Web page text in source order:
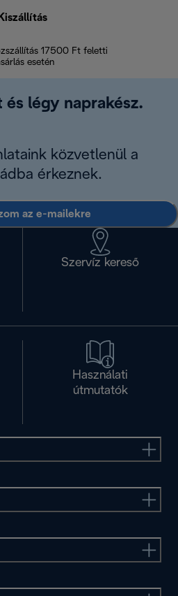
Kiszállítás
17500 Ft feletti
esetén
légy naprakész.
közvetlenül a
érkeznek.
az e-mailekre
Szervíz kereső
Használati
útmutatók